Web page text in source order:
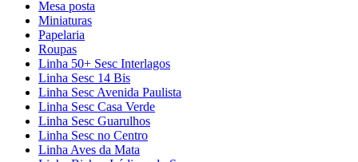
Mesa posta
Miniaturas
Papelaria
Roupas
Linha 50+ Sesc Interlagos
Linha Sesc 14 Bis
Linha Sesc Avenida Paulista
Linha Sesc Casa Verde
Linha Sesc Guarulhos
Linha Sesc no Centro
Linha Aves da Mata